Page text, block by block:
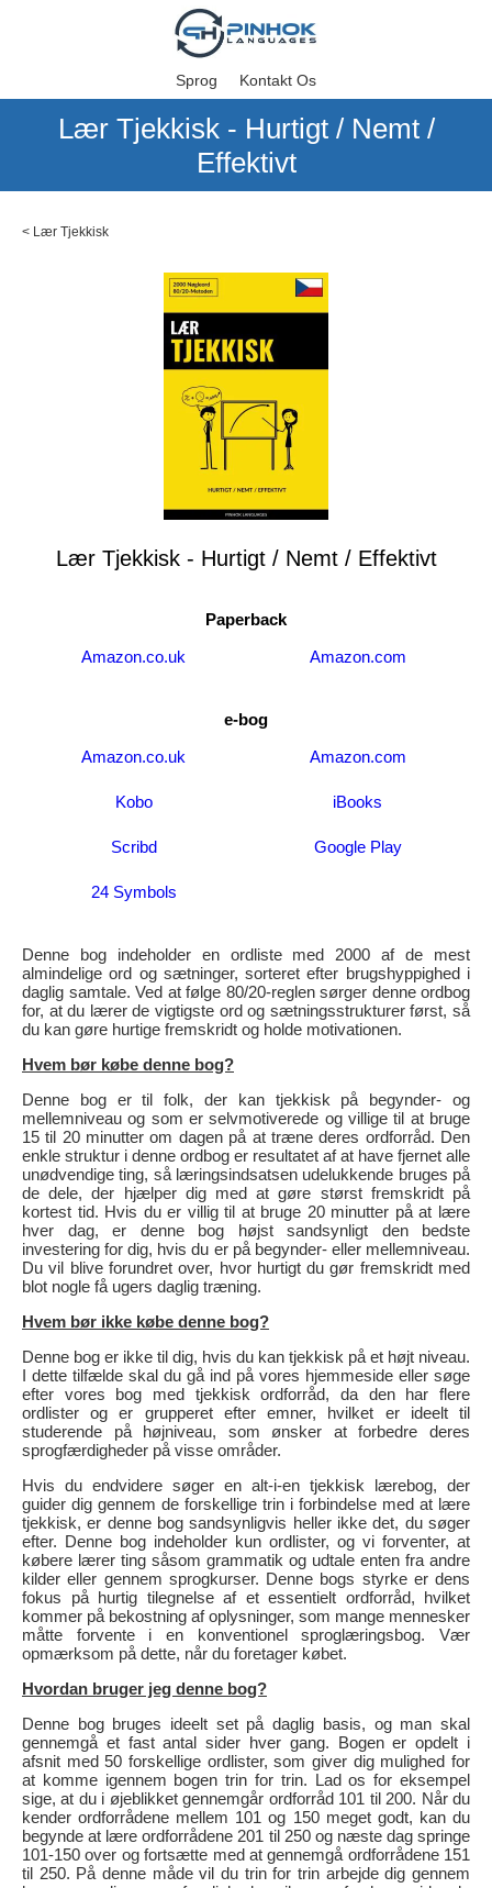
Sprog Kontakt Os
Lær Tjekkisk - Hurtigt / Nemt /
Effektivt
< Lær Tjekkisk
Lær Tjekkisk - Hurtigt / Nemt / Effektivt
Paperback
Amazon.co.uk
Amazon.com
e-bog
Amazon.co.uk
Amazon.com
Kobo iBooks
Scribd Google Play
24 Symbols
Denne bog indeholder en ordliste med 2000 af de mest
almindelige ord og sætninger, sorteret efter brugshyppighed i
daglig samtale. Ved at følge 80/20-reglen sørger denne ordbog
for, at du lærer de vigtigste ord og sætningsstrukturer først, så
du kan gøre hurtige fremskridt og holde motivationen.
Hvem bør købe denne bog?
Denne bog er til folk, der kan tjekkisk på begynder- og
mellemniveau og som er selvmotiverede og villige til at bruge
15 til 20 minutter om dagen på at træne deres ordforråd. Den
enkle struktur i denne ordbog er resultatet af at have fjernet alle
unødvendige ting, så læringsindsatsen udelukkende bruges på
de dele, der hjælper dig med at gøre størst fremskridt på
kortest tid. Hvis du er villig til at bruge 20 minutter på at lære
hver dag, er denne bog højst sandsynligt den bedste
investering for dig, hvis du er på begynder- eller mellemniveau.
Du vil blive forundret over, hvor hurtigt du gør fremskridt med
blot nogle få ugers daglig træning.
Hvem bør ikke købe denne bog?
Denne bog er ikke til dig, hvis du kan tjekkisk på et højt niveau.
I dette tilfælde skal du gå ind på vores hjemmeside eller søge
efter vores bog med tjekkisk ordforråd, da den har flere
ordlister og er grupperet efter emner, hvilket er ideelt til
studerende på højniveau, som ønsker at forbedre deres
sprogfærdigheder på visse områder.
Hvis du endvidere søger en alt-i-en tjekkisk lærebog, der
guider dig gennem de forskellige trin i forbindelse med at lære
tjekkisk, er denne bog sandsynligvis heller ikke det, du søger
efter. Denne bog indeholder kun ordlister, og vi forventer, at
købere lærer ting såsom grammatik og udtale enten fra andre
kilder eller gennem sprogkurser. Denne bogs styrke er dens
fokus på hurtig tilegnelse af et essentielt ordforråd, hvilket
kommer på bekostning af oplysninger, som mange mennesker
måtte forvente i en konventionel sproglæringsbog. Vær
opmærksom på dette, når du foretager købet.
Hvordan bruger jeg denne bog?
Denne bog bruges ideelt set på daglig basis, og man skal
gennemgå et fast antal sider hver gang. Bogen er opdelt i
afsnit med 50 forskellige ordlister, som giver dig mulighed for
at komme igennem bogen trin for trin. Lad os for eksempel
sige, at du i øjeblikket gennemgår ordforråd 101 til 200. Når du
kender ordforrådene mellem 101 og 150 meget godt, kan du
begynde at lære ordforrådene 201 til 250 og næste dag springe
101-150 over og fortsætte med at gennemgå ordforrådene 151
til 250. På denne måde vil du trin for trin arbejde dig gennem